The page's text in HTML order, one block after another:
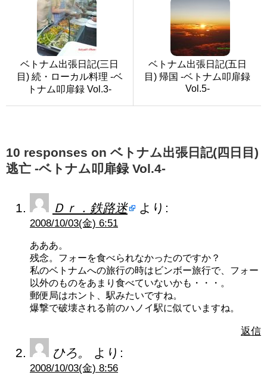
ベトナム出張日記(三日
目) 続・ローカル料理 -ベ
トナム叩扉録 Vol.3-
ベトナム出張日記(五日
目) 帰国 -ベトナム叩扉録
Vol.5-
10 responses on ベトナム出張日記(四日目)
逃亡 -ベトナム叩扉録 Vol.4-
Ｄｒ．鉄路迷 より:
2008/10/03(金) 6:51
あああ。
残念。フォーを食べられなかったのですか？
私のベトナムへの旅行の時はビンボー旅行で、フォー
以外のものをあまり食べていないかも・・・。
郵便局はホント、駅みたいですね。
爆撃で破壊される前のハノイ駅に似ていますね。
返信
ひろ。 より:
2008/10/03(金) 8:56